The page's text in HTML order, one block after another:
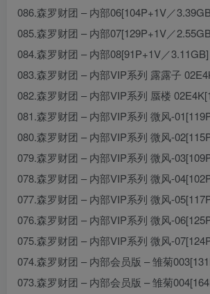
086.森罗财团 – 内部06[104P+1V／
085.森罗财团 – 内部07[129P+1V／
084.森罗财团 – 内部08[91P+1V／3.11GB]
083.森罗财团 – 内部VIP系列 露露子
082.森罗财团 – 内部VIP系列 蜃楼
081.森罗财团 – 内部VIP系列 微风-
080.森罗财团 – 内部VIP系列 微风-
079.森罗财团 – 内部VIP系列 微风-
078.森罗财团 – 内部VIP系列 微风-
077.森罗财团 – 内部VIP系列 微风-
076.森罗财团 – 内部VIP系列 微风-
075.森罗财团 – 内部VIP系列 微风-
074.森罗财团 – 内部会员版 – 雏菊
073.森罗财团 – 内部会员版 – 雏菊